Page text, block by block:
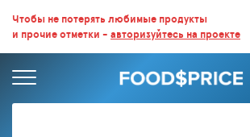
ВСЕ СКИДКИ И ВЫГОДНЫЕ ЦЕНЫ НА ПРОДУКТЫ В МАГАЗИНАХ.
БОЛЬШЕ 100 000 ТОВАРОВ. ЕЖЕДНЕВНОЕ ОБНОВЛЕНИЕ ЦЕН.
Чтобы не потерять любимые продукты
и прочие отметки - авторизуйтесь на проекте